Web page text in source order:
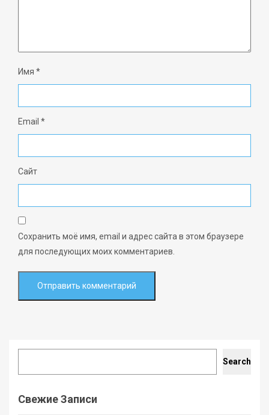
Имя *
Email *
Сайт
Сохранить моё имя, email и адрес сайта в этом браузере
для последующих моих комментариев.
Search
Свежие Записи